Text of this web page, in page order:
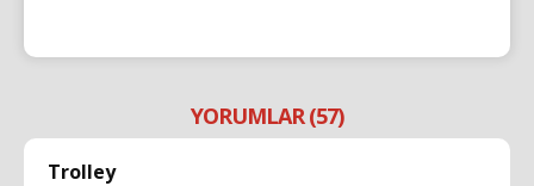
YORUMLAR (57)
Trolley